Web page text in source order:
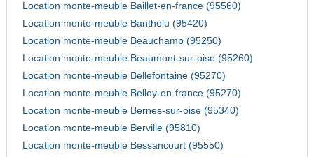
Location monte-meuble Baillet-en-france (95560)
Location monte-meuble Banthelu (95420)
Location monte-meuble Beauchamp (95250)
Location monte-meuble Beaumont-sur-oise (95260)
Location monte-meuble Bellefontaine (95270)
Location monte-meuble Belloy-en-france (95270)
Location monte-meuble Bernes-sur-oise (95340)
Location monte-meuble Berville (95810)
Location monte-meuble Bessancourt (95550)